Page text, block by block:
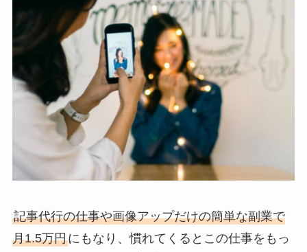
記事代行の仕事や画像アップだけの簡単な副業で
月1.5万円にもなり、慣れてくるとこの仕事をもっ